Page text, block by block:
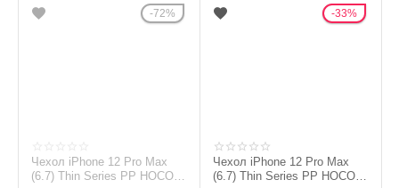
72%
Чехол iPhone 12 Pro Max
(6.7) Thin Series PP HOCO
33%
Чехол iPhone 12 Pro Max
(6.7) Thin Series PP HOCO